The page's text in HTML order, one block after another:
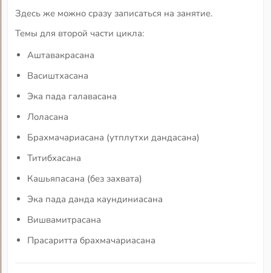
Здесь же можно сразу записаться на занятие.
Темы для второй части цикла:
Аштавакрасана
Васиштхасана
Эка пада галавасана
Лоласана
Брахмачариасана (утплутхи дандасана)
Титибхасана
Кашьяпасана (без захвата)
Эка пада данда каундиниасана
Вишвамитрасана
Прасаритта брахмачариасана